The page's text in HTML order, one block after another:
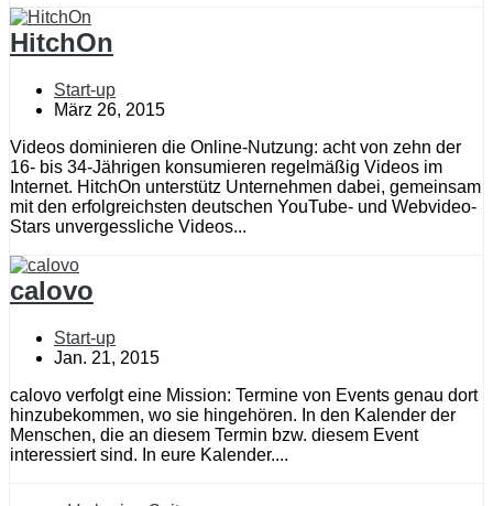
HitchOn
Start-up
März 26, 2015
Videos dominieren die Online-Nutzung: acht von zehn der
16- bis 34-Jährigen konsumieren regelmäßig Videos im
Internet. HitchOn unterstütz Unternehmen dabei, gemeinsam
mit den erfolgreichsten deutschen YouTube- und Webvideo-
Stars unvergessliche Videos...
calovo
Start-up
Jan. 21, 2015
calovo verfolgt eine Mission: Termine von Events genau dort
hinzubekommen, wo sie hingehören. In den Kalender der
Menschen, die an diesem Termin bzw. diesem Event
interessiert sind. In eure Kalender....